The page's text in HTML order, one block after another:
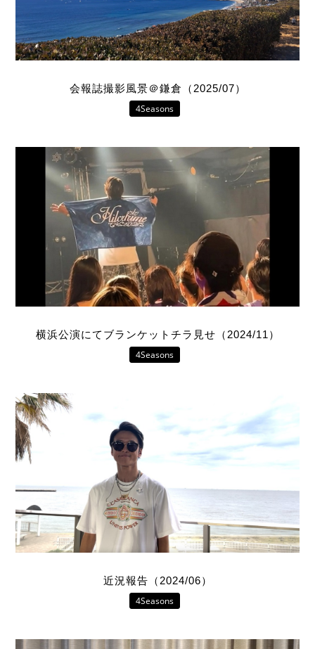
会報誌撮影風景＠鎌倉（2025/07）
4Seasons
横浜公演にてブランケットチラ見せ（2024/11）
4Seasons
近況報告（2024/06）
4Seasons